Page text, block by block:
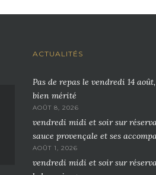
ACTUALITÉS
Pas de repas le vendredi 14
bien mérité
AOÛT 8, 2026
vendredi midi et soir sur
sauce provençale et ses
AOÛT 1, 2026
vendredi midi et soir sur